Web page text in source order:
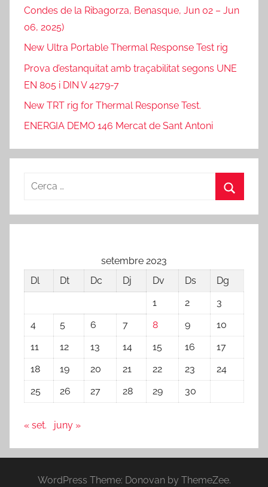
Condes de la Ribagorza, Benasque, Jun 02 – Jun
06, 2025)
New Ultra Portable Thermal Response Test rig
Prova d’estanquitat amb traçabilitat segons UNE
EN 805 i DIN V 4279-7
New TRT rig for Thermal Response Test.
ENERGIA DEMO 146 Mercat de Sant Antoni
Cerca:
setembre 2023
Dl
Dt Dc Dj Dv Ds
Dg
1
2
3
4
5 6 7 8 9
10
11
12 13 14 15 16
17
18
19 20 21 22 23
24
25
26 27 28 29 30
« set. juny »
WordPress Theme: Donovan by ThemeZee.